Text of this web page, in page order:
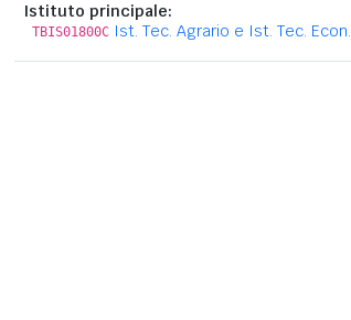
Istituto principale:
TBIS01800C Ist. Tec. Agrario e Ist. Tec. Econ.